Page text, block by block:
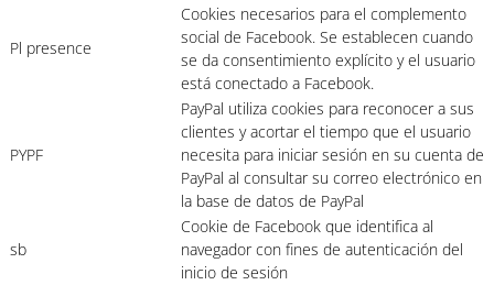
Pl presence
Cookies necesarios para el complemento
social de Facebook. Se establecen cuando
se da consentimiento explícito y el usuario
está conectado a Facebook.
PYPF
PayPal utiliza cookies para reconocer a sus
clientes y acortar el tiempo que el usuario
necesita para iniciar sesión en su cuenta de
PayPal al consultar su correo electrónico en
la base de datos de PayPal
sb
Cookie de Facebook que identifica al
navegador con fines de autenticación del
inicio de sesión